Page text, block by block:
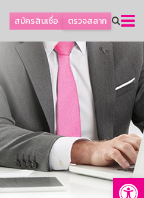
สมัครสินเชื่อ ตรวจสลาก